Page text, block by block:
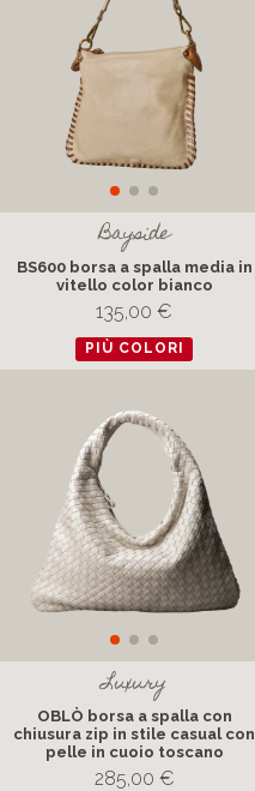
Bayside
BS600 borsa a spalla media in
vitello color bianco
135,00 €
PIÙ COLORI
Luxury
OBLÒ borsa a spalla con
chiusura zip in stile casual con
pelle in cuoio toscano
285,00 €